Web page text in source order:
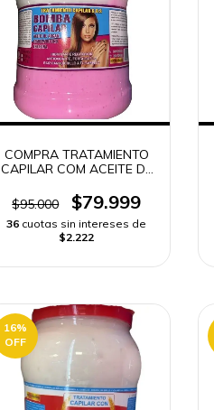
COMPRA TRATAMIENTO
CAPILAR COM ACEITE DE
RÁPIDO
$95.000 $79.999
36 cuotas sin intereses de
$2.222
16%
OFF